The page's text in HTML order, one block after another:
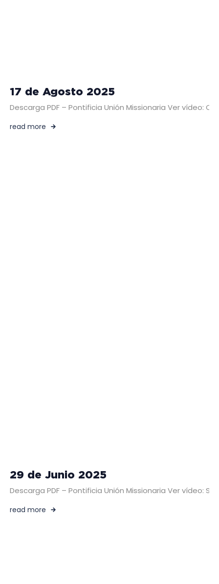
17 de Agosto 2025
Descarga PDF – Pontificia Unión Missionaria Ver vídeo:
read more
29 de Junio 2025
Descarga PDF – Pontificia Unión Missionaria Ver vídeo:
read more